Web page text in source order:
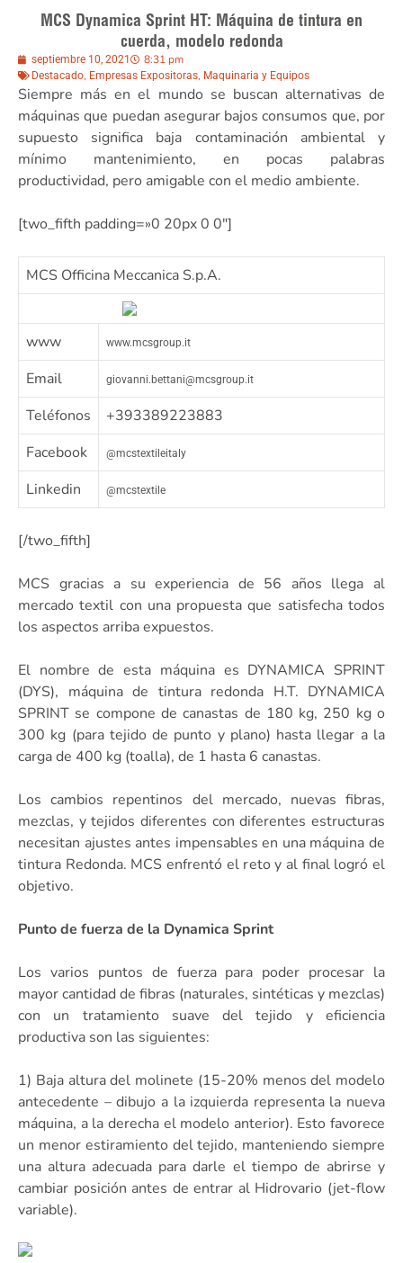
MCS Dynamica Sprint HT: Máquina de tintura en
cuerda, modelo redonda
septiembre 10, 2021 8:31 pm
Destacado, Empresas Expositoras, Maquinaria y Equipos
Siempre más en el mundo se buscan alternativas de
máquinas que puedan asegurar bajos consumos que, por
supuesto significa baja contaminación ambiental y
mínimo mantenimiento, en pocas palabras
productividad, pero amigable con el medio ambiente.
[two_fifth padding=»0 20px 0 0″]
MCS Officina Meccanica S.p.A.
www www.mcsgroup.it
Email giovanni.bettani@mcsgroup.it
Teléfonos
+393389223883
Facebook
@mcstextileitaly
Linkedin @mcstextile
[/two_fifth]
MCS gracias a su experiencia de 56 años llega al
mercado textil con una propuesta que satisfecha todos
los aspectos arriba expuestos.
El nombre de esta máquina es DYNAMICA SPRINT
(DYS), máquina de tintura redonda H.T. DYNAMICA
SPRINT se compone de canastas de 180 kg, 250 kg o
300 kg (para tejido de punto y plano) hasta llegar a la
carga de 400 kg (toalla), de 1 hasta 6 canastas.
Los cambios repentinos del mercado, nuevas fibras,
mezclas, y tejidos diferentes con diferentes estructuras
necesitan ajustes antes impensables en una máquina de
tintura Redonda. MCS enfrentó el reto y al final logró el
objetivo.
Punto de fuerza de la Dynamica Sprint
Los varios puntos de fuerza para poder procesar la
mayor cantidad de fibras (naturales, sintéticas y mezclas)
con un tratamiento suave del tejido y eficiencia
productiva son las siguientes:
1) Baja altura del molinete (15-20% menos del modelo
antecedente – dibujo a la izquierda representa la nueva
máquina, a la derecha el modelo anterior). Esto favorece
un menor estiramiento del tejido, manteniendo siempre
una altura adecuada para darle el tiempo de abrirse y
cambiar posición antes de entrar al Hidrovario (jet-flow
variable).